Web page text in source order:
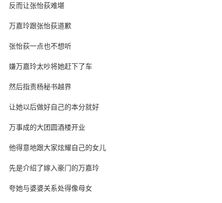
反而让张怡荻难堪
万嘉玲跟张怡荻道歉
张怡荻一点也不想听
嫌万嘉玲太吵将她赶下了车
然后指责杨秘书越界
让她以后做好自己的本分就好
万事成的大团圆酒楼开业
他得意地跟大家炫耀自己的女儿
先是介绍了嫁入豪门的万嘉玲
夸她与婆婆关系处得像母女